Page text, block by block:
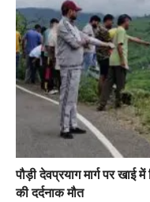
पौड़ी देवप्रयाग मार्ग पर खाई
की दर्दनाक मौत